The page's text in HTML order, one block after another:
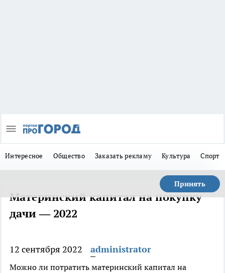
Интересное Общество Заказать рекламу Культура Спорт
Принять
Материнский капитал на покупку
дачи — 2022
12 сентября 2022 administrator
Можно ли потратить материнский капитал на